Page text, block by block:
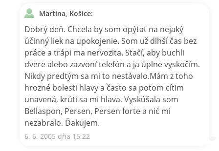
Martina, Košice:
Dobrý deň. Chcela by som opýtať na nejaký
účinný liek na upokojenie. Som už dlhší čas bez
práce a trápi ma nervozita. Stačí, aby buchli
dvere alebo zazvoní telefón a ja úplne vyskočím.
Nikdy predtým sa mi to nestávalo.Mám z toho
hrozné bolesti hlavy a často sa potom cítim
unavená, krúti sa mi hlava. Vyskúšala som
Bellaspon, Persen, Persen forte a nič mi
nezabralo. Ďakujem.
6. 6. 2005 dňa 15:22